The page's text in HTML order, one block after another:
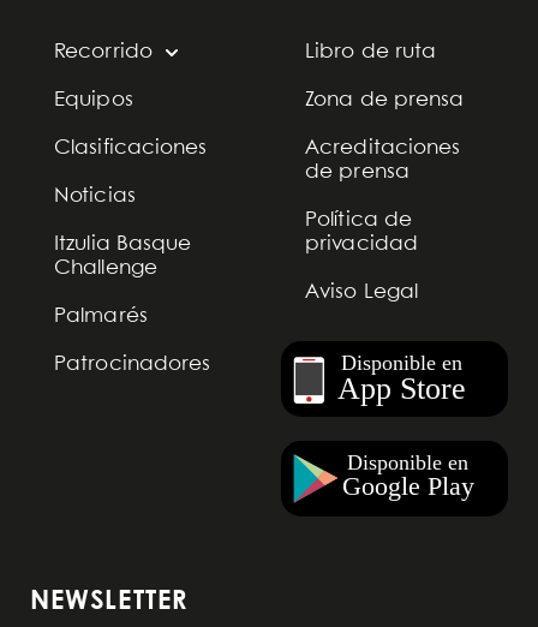
Recorrido
Equipos
Clasificaciones
Noticias
Itzulia Basque
Challenge
Palmarés
Patrocinadores
Libro de ruta
Zona de prensa
Acreditaciones
de prensa
Política de
privacidad
Aviso Legal
NEWSLETTER